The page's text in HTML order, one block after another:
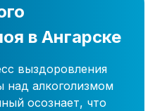
в Ангарске
выздоровления
над алкоголизмом
осознает, что